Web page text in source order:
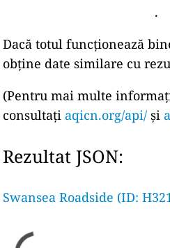
.
Dacă totul funcționează
obține date similare cu
(Pentru mai multe
consultați aqicn.org/api/ și
Rezultat JSON:
Swansea Roadside (ID: